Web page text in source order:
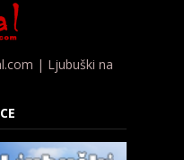
| Ljubuški na